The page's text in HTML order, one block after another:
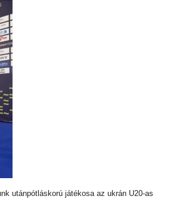
utánpótláskorú játékosa az ukrán U20-as